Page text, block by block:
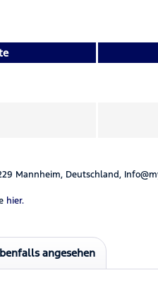
Mannheim, Deutschland,
hier.
angesehen